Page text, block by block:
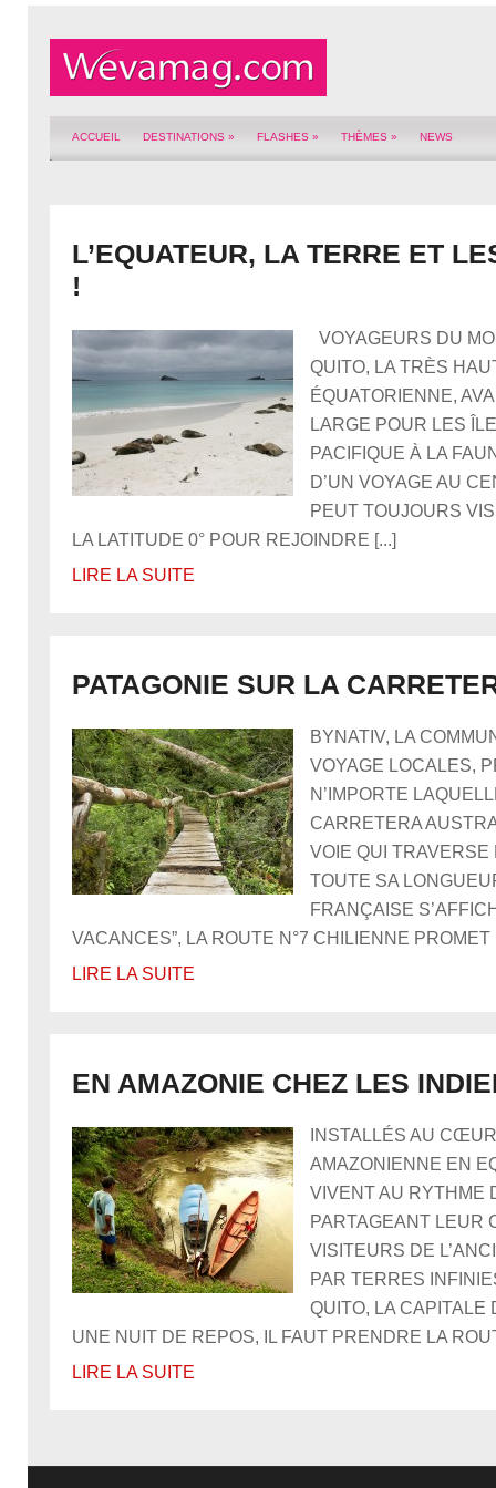
ACCUEIL DESTINATIONS » FLASHES » THÈMES » NEWS
L’EQUATEUR, LA TERRE ET
!
VOYAGEURS DU
QUITO, LA TRÈS
ÉQUATORIENNE,
LARGE POUR LES
PACIFIQUE À LA
D’UN VOYAGE AU
PEUT TOUJOURS
LA LATITUDE 0° POUR REJOINDRE [...]
LIRE LA SUITE
PATAGONIE SUR LA
BYNATIV, LA
VOYAGE LOCALES,
N’IMPORTE
CARRETERA
VOIE QUI TRAVERSE
TOUTE SA
FRANÇAISE
VACANCES”, LA ROUTE N°7 CHILIENNE PROMET
LIRE LA SUITE
EN AMAZONIE CHEZ LES
INSTALLÉS AU
AMAZONIENNE EN
VIVENT AU RYTHME
PARTAGEANT LEUR
VISITEURS DE
PAR TERRES
QUITO, LA CAPITALE
UNE NUIT DE REPOS, IL FAUT PRENDRE LA
LIRE LA SUITE